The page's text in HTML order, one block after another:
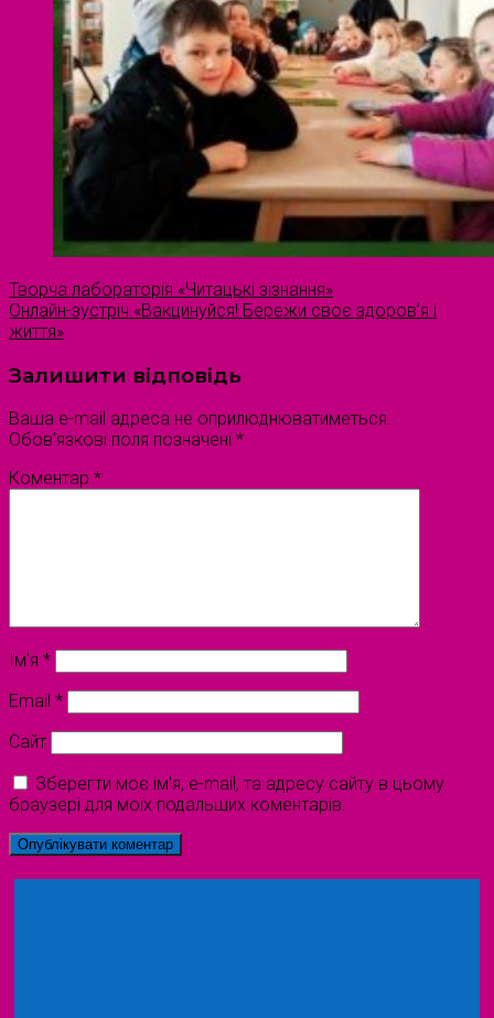
Творча лабораторія «Читацькі зізнання»
Онлайн-зустріч «Вакцинуйся! Бережи своє здоров’я і
життя»
Залишити відповідь
Ваша e-mail адреса не оприлюднюватиметься.
Обов’язкові поля позначені *
Коментар *
Ім'я *
Email *
Сайт
Зберегти моє ім'я, e-mail, та адресу сайту в цьому
браузері для моїх подальших коментарів.